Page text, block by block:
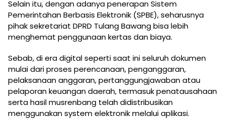
Selain itu, dengan adanya penerapan Sistem
Pemerintahan Berbasis Elektronik (SPBE), seharusnya
pihak sekretariat DPRD Tulang Bawang bisa lebih
menghemat penggunaan kertas dan biaya.
Sebab, di era digital seperti saat ini seluruh dokumen
mulai dari proses perencanaan, penganggaran,
pelaksanaan anggaran, pertanggungjawaban atau
pelaporan keuangan daerah, termasuk penatausahaan
serta hasil musrenbang telah didistribusikan
menggunakan system elektronik melalui aplikasi.